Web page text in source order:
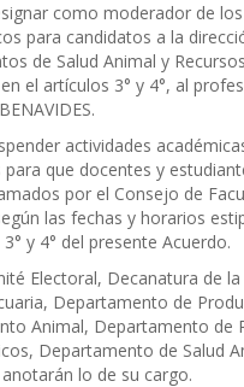
como moderador de
para candidatos a la
de Salud Animal y
el artículos 3° y 4°, al
actividades
para que docentes y
por el Consejo de
las fechas y horarios
y 4° del presente Acuerdo.
Electoral, Decanatura de
Departamento de
Animal, Departamento de
Departamento de Salud
lo de su cargo.